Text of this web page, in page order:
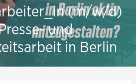
(m/w/d)
und
in Berlin